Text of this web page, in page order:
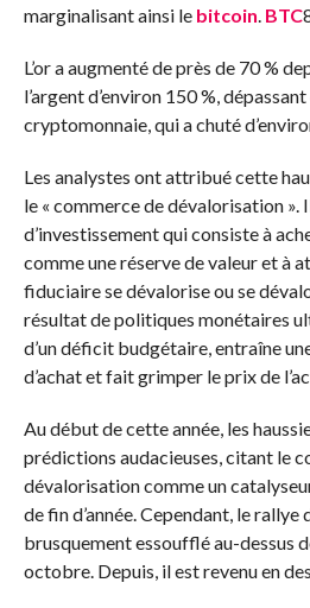
marginalisant ainsi le bitcoin. BTC
L’or a augmenté de près de 70 %
l’argent d’environ 150 %,
cryptomonnaie, qui a chuté
Les analystes ont attribué cette
le « commerce de dévalorisation ».
d’investissement qui consiste à
comme une réserve de valeur et à
fiduciaire se dévalorise ou se
résultat de politiques monétaires
d’un déficit budgétaire, entraîne
d’achat et fait grimper le prix de
Au début de cette année, les
prédictions audacieuses, citant le
dévalorisation comme un
de fin d’année. Cependant, le rallye
brusquement essoufflé au-dessus
octobre. Depuis, il est revenu en